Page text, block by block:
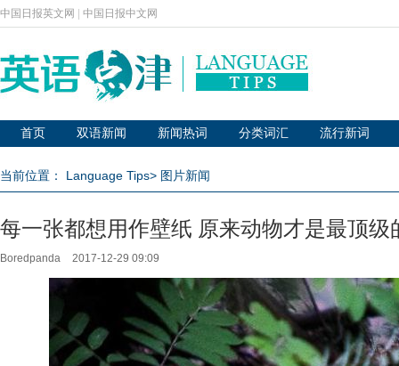
中国日报英文网 中国日报中文网
首页 双语新闻 新闻热词 分类词汇 流行新词
当前位置： Language Tips> 图片新闻
每一张都想用作壁纸 原来动物才是最顶级
Boredpanda 2017-12-29 09:09